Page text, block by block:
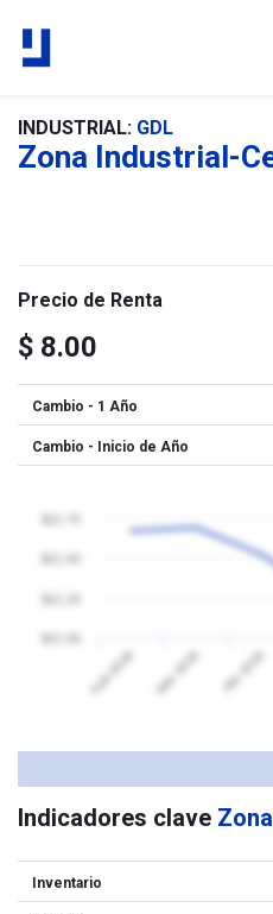
INDUSTRIAL: GDL
Zona Industrial-
Precio de Renta
$ 8.00
Cambio - 1 Año
Cambio - Inicio de Año
Feb 2026 Mar 2026 Abr 2026
Indicadores clave
Inventario